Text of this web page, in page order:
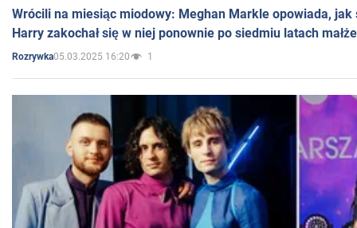
Wrócili na miesiąc miodowy: Meghan Markle opowiada, jak
Harry zakochał się w niej ponownie po siedmiu latach
Rozrywka05.03.2025 16:20 1